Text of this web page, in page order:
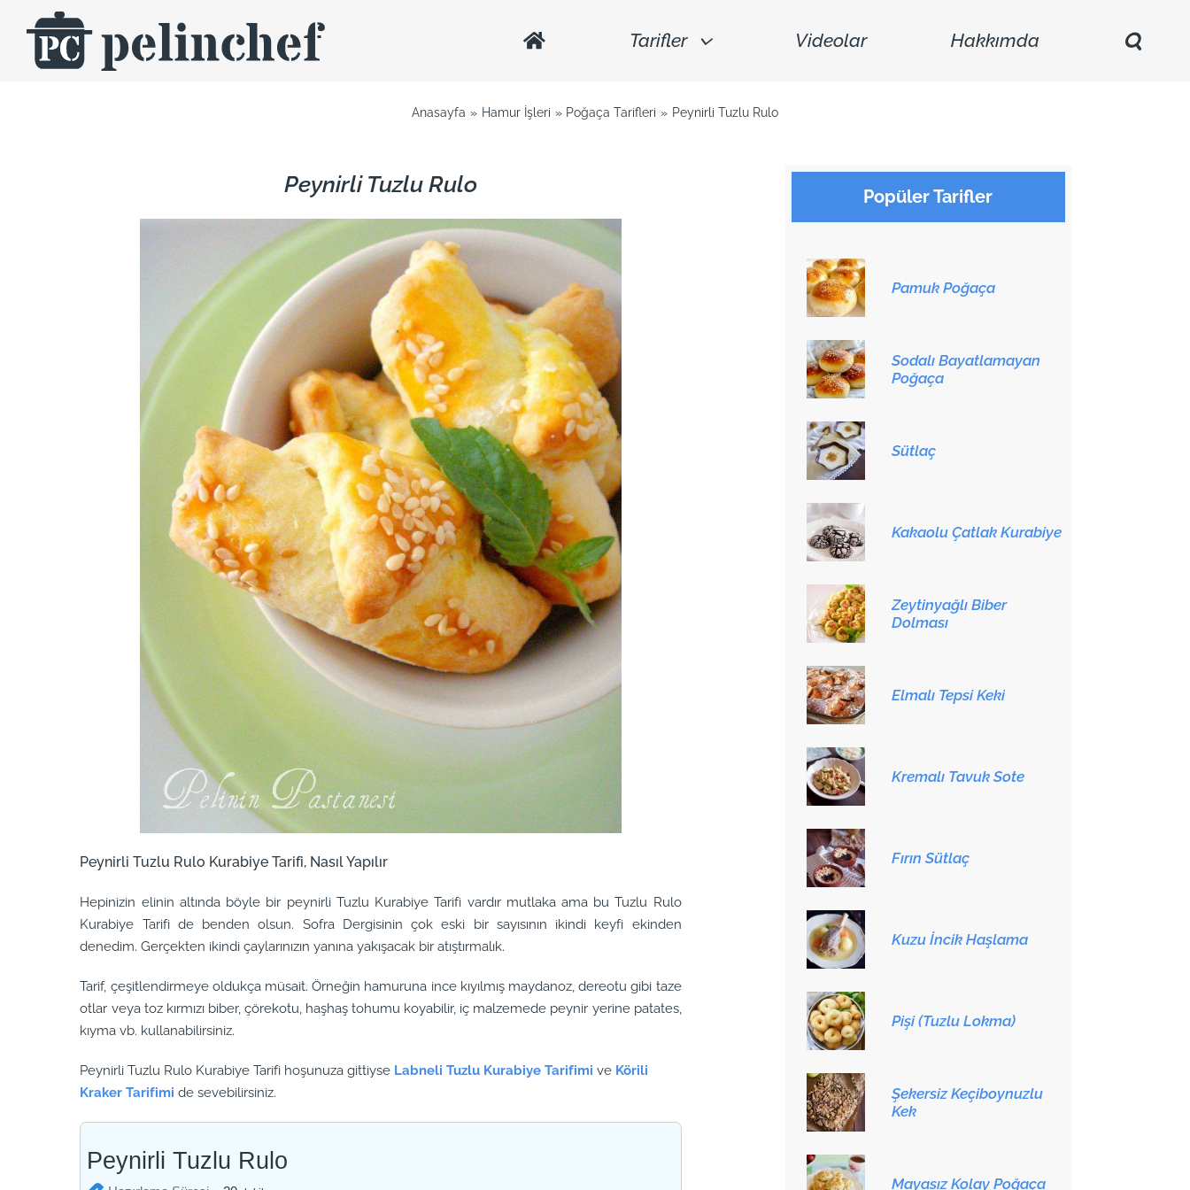
content
Tarifler Videolar Hakkımda
Anasayfa Hamur İşleri Poğaça Tarifleri Peynirli Tuzlu Rulo
Peynirli Tuzlu Rulo
Peynirli Tuzlu Rulo Kurabiye Tarifi, Nasıl Yapılır
Hepinizin elinin altında böyle bir peynirli Tuzlu Kurabiye Tarifi vardır mutlaka ama bu Tuzlu Rulo
Kurabiye Tarifi de benden olsun. Sofra Dergisinin çok eski bir sayısının ikindi keyfi ekinden
denedim. Gerçekten ikindi çaylarınızın yanına yakışacak bir atıştırmalık.
Tarif, çeşitlendirmeye oldukça müsait. Örneğin hamuruna ince kıyılmış maydanoz, dereotu gibi taze
otlar veya toz kırmızı biber, çörekotu, haşhaş tohumu koyabilir, iç malzemede peynir yerine patates,
kıyma vb. kullanabilirsiniz.
Peynirli Tuzlu Rulo Kurabiye Tarifi hoşunuza gittiyse Labneli Tuzlu Kurabiye Tarifimi ve Körili
Kraker Tarifimi de sevebilirsiniz.
Peynirli Tuzlu Rulo
Popüler Tarifler
Pamuk Poğaça
Sodalı Bayatlamayan
Poğaça
Sütlaç
Kakaolu Çatlak Kurabiye
Zeytinyağlı Biber
Dolması
Elmalı Tepsi Keki
Kremalı Tavuk Sote
Fırın Sütlaç
Kuzu İncik Haşlama
Pişi (Tuzlu Lokma)
Şekersiz Keçiboynuzlu
Kek
Mayasız Kolay Poğaça